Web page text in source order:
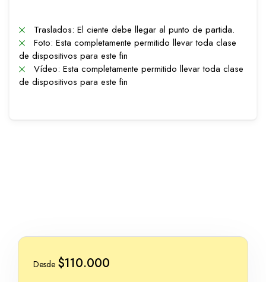
Traslados: El ciente debe llegar al punto de partida.
Foto: Esta completamente permitido llevar toda clase
de dispositivos para este fin
Vídeo: Esta completamente permitido llevar toda clase
de dispositivos para este fin
Desde $110.000